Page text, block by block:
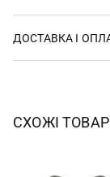
ДОСТАВКА І
СХОЖІ